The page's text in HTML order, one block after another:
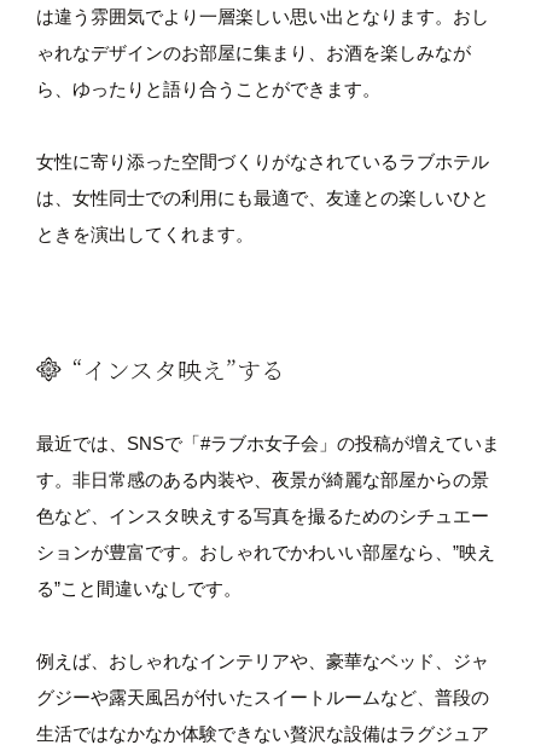
は違う雰囲気でより一層楽しい思い出となります。おし
ゃれなデザインのお部屋に集まり、お酒を楽しみなが
ら、ゆったりと語り合うことができます。
女性に寄り添った空間づくりがなされているラブホテル
は、女性同士での利用にも最適で、友達との楽しいひと
ときを演出してくれます。
“インスタ映え”する
最近では、SNSで「#ラブホ女子会」の投稿が増えていま
す。非日常感のある内装や、夜景が綺麗な部屋からの景
色など、インスタ映えする写真を撮るためのシチュエー
ションが豊富です。おしゃれでかわいい部屋なら、”映え
る”こと間違いなしです。
例えば、おしゃれなインテリアや、豪華なベッド、ジャ
グジーや露天風呂が付いたスイートルームなど、普段の
生活ではなかなか体験できない贅沢な設備はラグジュア